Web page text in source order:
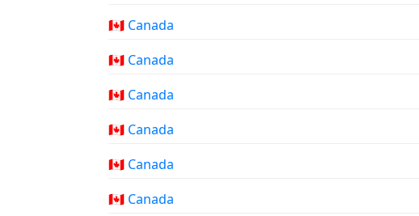
🇨🇦 Canada
🇨🇦 Canada
🇨🇦 Canada
🇨🇦 Canada
🇨🇦 Canada
🇨🇦 Canada